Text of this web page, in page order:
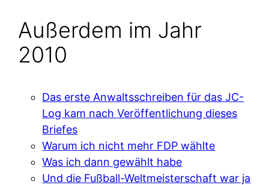
Außerdem im Jahr
2010
Das erste Anwaltsschreiben für das JC-
Log kam nach Veröffentlichung dieses
Briefes
Warum ich nicht mehr FDP wählte
Was ich dann gewählt habe
Und die Fußball-Weltmeisterschaft war ja